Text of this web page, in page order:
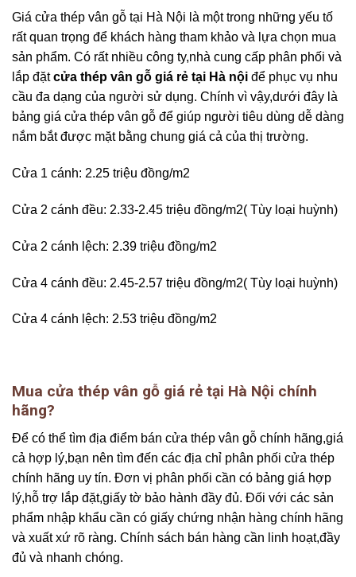
Giá cửa thép vân gỗ tại Hà Nội là một trong những yếu tố
rất quan trọng để khách hàng tham khảo và lựa chọn mua
sản phẩm. Có rất nhiều công ty,nhà cung cấp phân phối và
lắp đặtcửa thép vân gỗ giá rẻ tại Hà nội để phục vụ nhu
cầu đa dạng của người sử dụng. Chính vì vậy,dưới đây là
bảng giá cửa thép vân gỗ để giúp người tiêu dùng dễ dàng
nắm bắt được mặt bằng chung giá cả của thị trường.
Cửa 1 cánh: 2.25 triệu đồng/m2
Cửa 2 cánh đều: 2.33-2.45 triệu đồng/m2( Tùy loại huỳnh)
Cửa 2 cánh lệch: 2.39 triệu đồng/m2
Cửa 4 cánh đều: 2.45-2.57 triệu đồng/m2( Tùy loại huỳnh)
Cửa 4 cánh lệch: 2.53 triệu đồng/m2
Mua cửa thép vân gỗ giá rẻ tại Hà Nội chính
hãng?
Để có thể tìm địa điểm bán cửa thép vân gỗ chính hãng,giá
cả hợp lý,bạn nên tìm đến các địa chỉ phân phối cửa thép
chính hãng uy tín. Đơn vị phân phối cần có bảng giá hợp
lý,hỗ trợ lắp đặt,giấy tờ bảo hành đầy đủ. Đối với các sản
phẩm nhập khẩu cần có giấy chứng nhận hàng chính hãng
và xuất xứ rõ ràng. Chính sách bán hàng cần linh hoạt,đầy
đủ và nhanh chóng.